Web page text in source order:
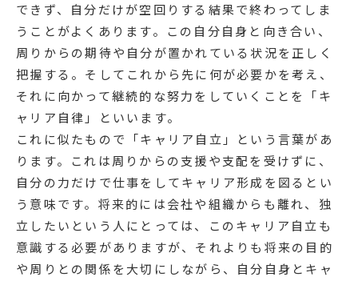
できず、自分だけが空回りする結果で終わってしま
うことがよくあります。この自分自身と向き合い、
周りからの期待や自分が置かれている状況を正しく
把握する。そしてこれから先に何が必要かを考え、
それに向かって継続的な努力をしていくことを「キ
ャリア自律」といいます。
これに似たもので「キャリア自立」という言葉があ
ります。これは周りからの支援や支配を受けずに、
自分の力だけで仕事をしてキャリア形成を図るとい
う意味です。将来的には会社や組織からも離れ、独
立したいという人にとっては、このキャリア自立も
意識する必要がありますが、それよりも将来の目的
や周りとの関係を大切にしながら、自分自身とキャ